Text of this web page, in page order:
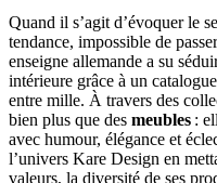
Quand il s’agit d’évoquer le
tendance, impossible de
enseigne allemande a su
intérieure grâce à un
entre mille. À travers des
bien plus que des meubles :
avec humour, élégance et
l’univers Kare Design en
valeurs, la diversité de ses